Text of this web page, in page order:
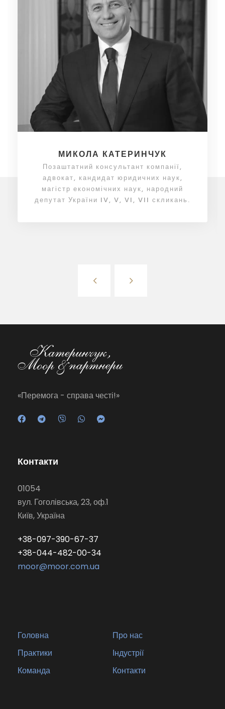
МИКОЛА КАТЕРИНЧУК
Позаштатний консультант компанії,
адвокат, кандидат юридичних наук,
магістр економічних наук, народний
депутат України IV, V, VI, VII скликань.
«Перемога - справа честі!»
Контакти
01054
вул. Гоголівська, 23, оф.1
Київ, Україна
+38-097-390-67-37
+38-044-482-00-34
moor@moor.com.ua
Головна
Про нас
Практики
Індустрії
Команда
Контакти